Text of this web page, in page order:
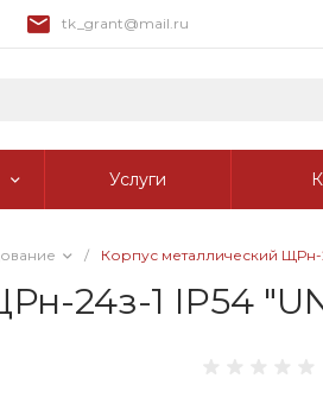
tk_grant@mail.ru
Услуги
/ Корпус металлический ЩРн-
24з-1 IP54